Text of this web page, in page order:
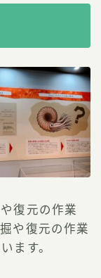
復元の作業
や復元の作業
ます。